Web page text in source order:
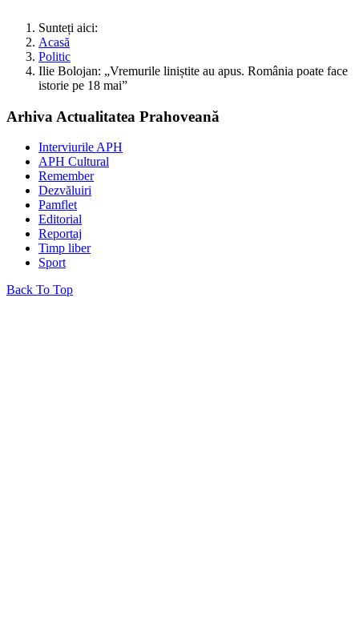
Sunteți aici:
Acasă
Politic
Ilie Bolojan: „Vremurile liniștite au apus. România poate face
istorie pe 18 mai”
Arhiva Actualitatea Prahoveană
Interviurile APH
APH Cultural
Remember
Dezvăluiri
Pamflet
Editorial
Reportaj
Timp liber
Sport
Back To Top